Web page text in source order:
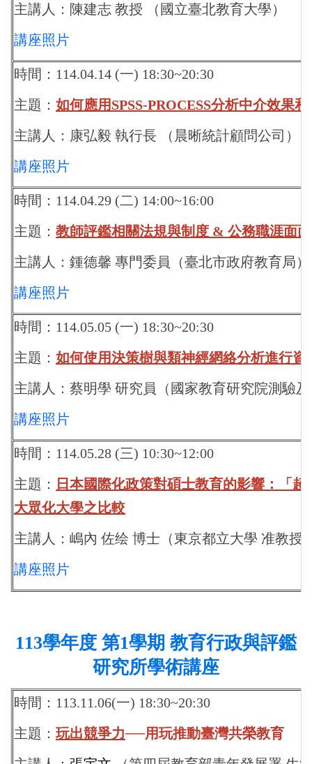
主講人： 陳建志 教授
（國立臺北教育大學）
講座照片
時間：114.04.14 (一) 18:30~20:30
主題： 如何應用SPSS-PROCESS分析中介效果
主講人：康弘毅 執行長
（晨晰統計顧問公司）
講座照片
時間：114.04.29 (二) 14:00~16:00
主題： 教師評鑑相關法規與制度 & 公務職涯面
主講人：鍾德馨 專門委員（臺北市政府教育局）
講座照片
時間：114.05.05 (一) 18:30~20:30
主題： 如何使用決策樹與類神經網絡分析進行資
主講人： 蔡明學 研究員
（國家教育研究院測驗
講座照片
時間：114.05.28 (三) 10:30~12:00
主題：
日本國際化政策對碩士教育的影響：「
大眾化大學之比較
主講人：嶋內 佐绘 博士 （東京都立大學 准教授
講座照片
113學年度 第1學期 教育行政與評鑑
研究所學術講座
時間：113.11.06(一) 18:30~20:30
主題：玩出競爭力──用玩推動臺灣共榮教育